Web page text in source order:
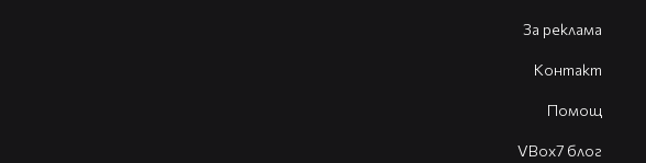
За реклама
Контакт
Помощ
VBox7 блог